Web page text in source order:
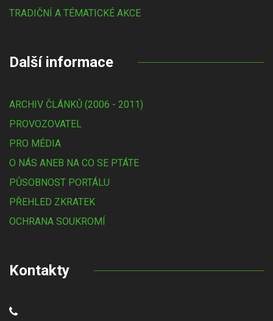
TRADIČNÍ A TÉMATICKÉ AKCE
Další informace
ARCHIV ČLÁNKŮ (2006 - 2011)
PROVOZOVATEL
PRO MÉDIA
O NÁS ANEB NA CO SE PTÁTE
PŮSOBNOST PORTÁLU
PŘEHLED ZKRATEK
OCHRANA SOUKROMÍ
Kontakty